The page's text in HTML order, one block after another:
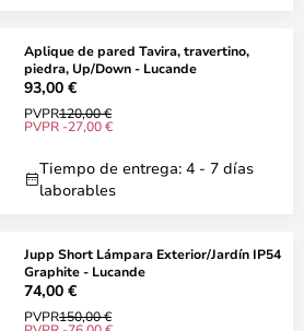
Aplique de pared Tavira, travertino,
piedra, Up/Down - Lucande
93,00 €
PVPR120,00 €
PVPR -27,00 €
Tiempo de entrega: 4 - 7 días
laborables
Jupp Short Lámpara Exterior/Jardín IP54
Graphite - Lucande
74,00 €
PVPR150,00 €